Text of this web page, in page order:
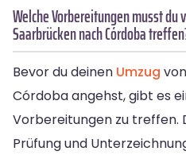
Welche Vorbereitungen musst du
Saarbrücken nach Córdoba
Bevor du deinen Umzug
Córdoba angehst, gibt es
Vorbereitungen zu treffen.
Prüfung und